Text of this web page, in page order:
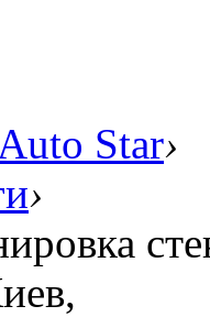
Star›
›